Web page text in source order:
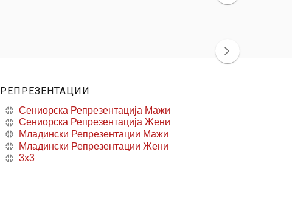
РЕПРЕЗЕНТАЦИИ
Сениорска Репрезентација Мажи
Сениорска Репрезентација Жени
Младински Репрезентации Мажи
Младински Репрезентации Жени
3x3